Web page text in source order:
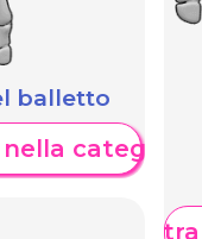
balletto
categoria